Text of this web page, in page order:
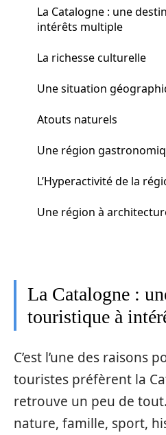
La Catalogne : une
intérêts multiple
La richesse culturelle
Une situation
Atouts naturels
Une région
L’Hyperactivité de la
Une région à
La Catalogne :
touristique à
C’est l’une des raisons
touristes préfèrent la
retrouve un peu de
nature, famille, sport,